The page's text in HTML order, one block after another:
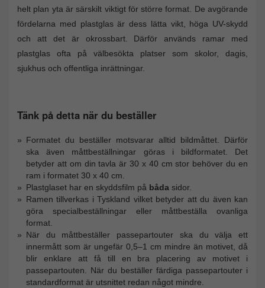
helt plan yta är särskilt viktigt för större format. De avgörande
fördelarna med plastglas är dess lätta vikt, höga UV-skydd
och att det är okrossbart. Därför används ramar med
plastglas ofta på välbesökta platser som skolor, dagis,
sjukhus och offentliga inrättningar.
Tänk på detta när du beställer
Formatet du beställer motsvarar alltid bildmåttet. Därför
ska även måttbeställningar göras i bildformatet. Det
betyder att om din tavla är 30 x 40 cm stor behöver du en
ram i formatet 30 x 40 cm.
Plastglaset har en skyddsfilm på båda sidor.
Ramen tillverkas i Tyskland vilket betyder att du även kan
göra specialbeställningar eller måttbeställa ovanliga
format.
När du måttbeställer passepartouter ska du välja ett
innermått som är ungefär 0,5–1 cm mindre än motivet, då
blir enklare att få till en bra placering av motivet i
passepartouten. När du beställer färdiga passepartouter i
standardformat är utsnittet redan något mindre.